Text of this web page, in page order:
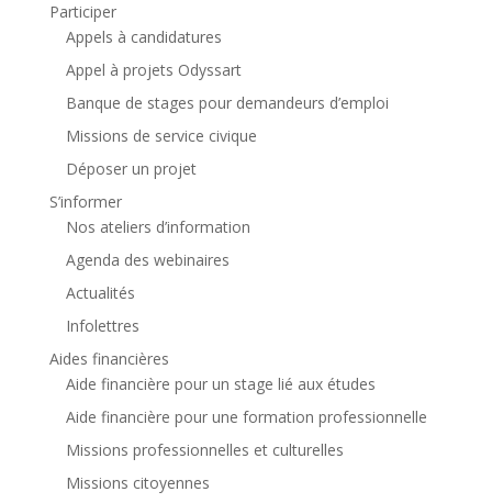
Participer
Appels à candidatures
Appel à projets Odyssart
Banque de stages pour demandeurs d’emploi
Missions de service civique
Déposer un projet
S’informer
Nos ateliers d’information
Agenda des webinaires
Actualités
Infolettres
Aides financières
Aide financière pour un stage lié aux études
Aide financière pour une formation professionnelle
Missions professionnelles et culturelles
Missions citoyennes